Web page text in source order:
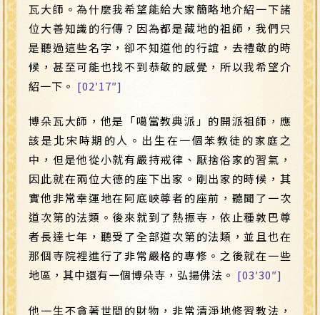
瓦大師。為什麼我希望能給大家簡略地介紹一下諸
位大善知識的行傳？因為都是藏地的祖師，我們只
是聽過這些名字，卻不知道他的行誼，去禮敬的時
候，甚至可能也找不到恭敬的感覺，所以我希望介
紹一下。 [02′17″]
博朵瓦大師，他是「噶當教典派」的開派祖師，應
該是北宋時期的人。出生在一個苯教徒的家庭之
中，但是他從小就有嚴持戒律、厭捨俗家的習氣，
因此就在兩位大德的座下出家。剛出家的時候，其
實他非常幸運地在阿底峽尊者的座前，聽聞了一次
道次第的法類。後來就到了熱振寺，依止種敦巴尊
者長達七年，聽受了全部道次第的法類，並且也在
那個寺院裡進行了非常嚴格的專修。之後就在一些
地區，其中還有一個博朵寺，弘揚佛法。 [03′30″]
他一生不貪著世間的財物，非常清淨地修習教法，